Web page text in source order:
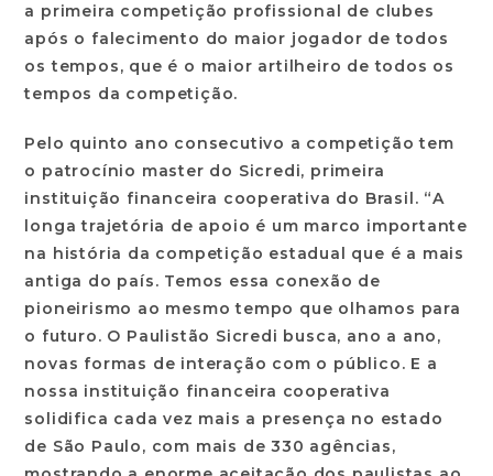
a primeira competição profissional de clubes
após o falecimento do maior jogador de todos
os tempos, que é o maior artilheiro de todos os
tempos da competição.
Pelo quinto ano consecutivo a competição tem
o patrocínio master do Sicredi, primeira
instituição financeira cooperativa do Brasil. “A
longa trajetória de apoio é um marco importante
na história da competição estadual que é a mais
antiga do país. Temos essa conexão de
pioneirismo ao mesmo tempo que olhamos para
o futuro. O Paulistão Sicredi busca, ano a ano,
novas formas de interação com o público. E a
nossa instituição financeira cooperativa
solidifica cada vez mais a presença no estado
de São Paulo, com mais de 330 agências,